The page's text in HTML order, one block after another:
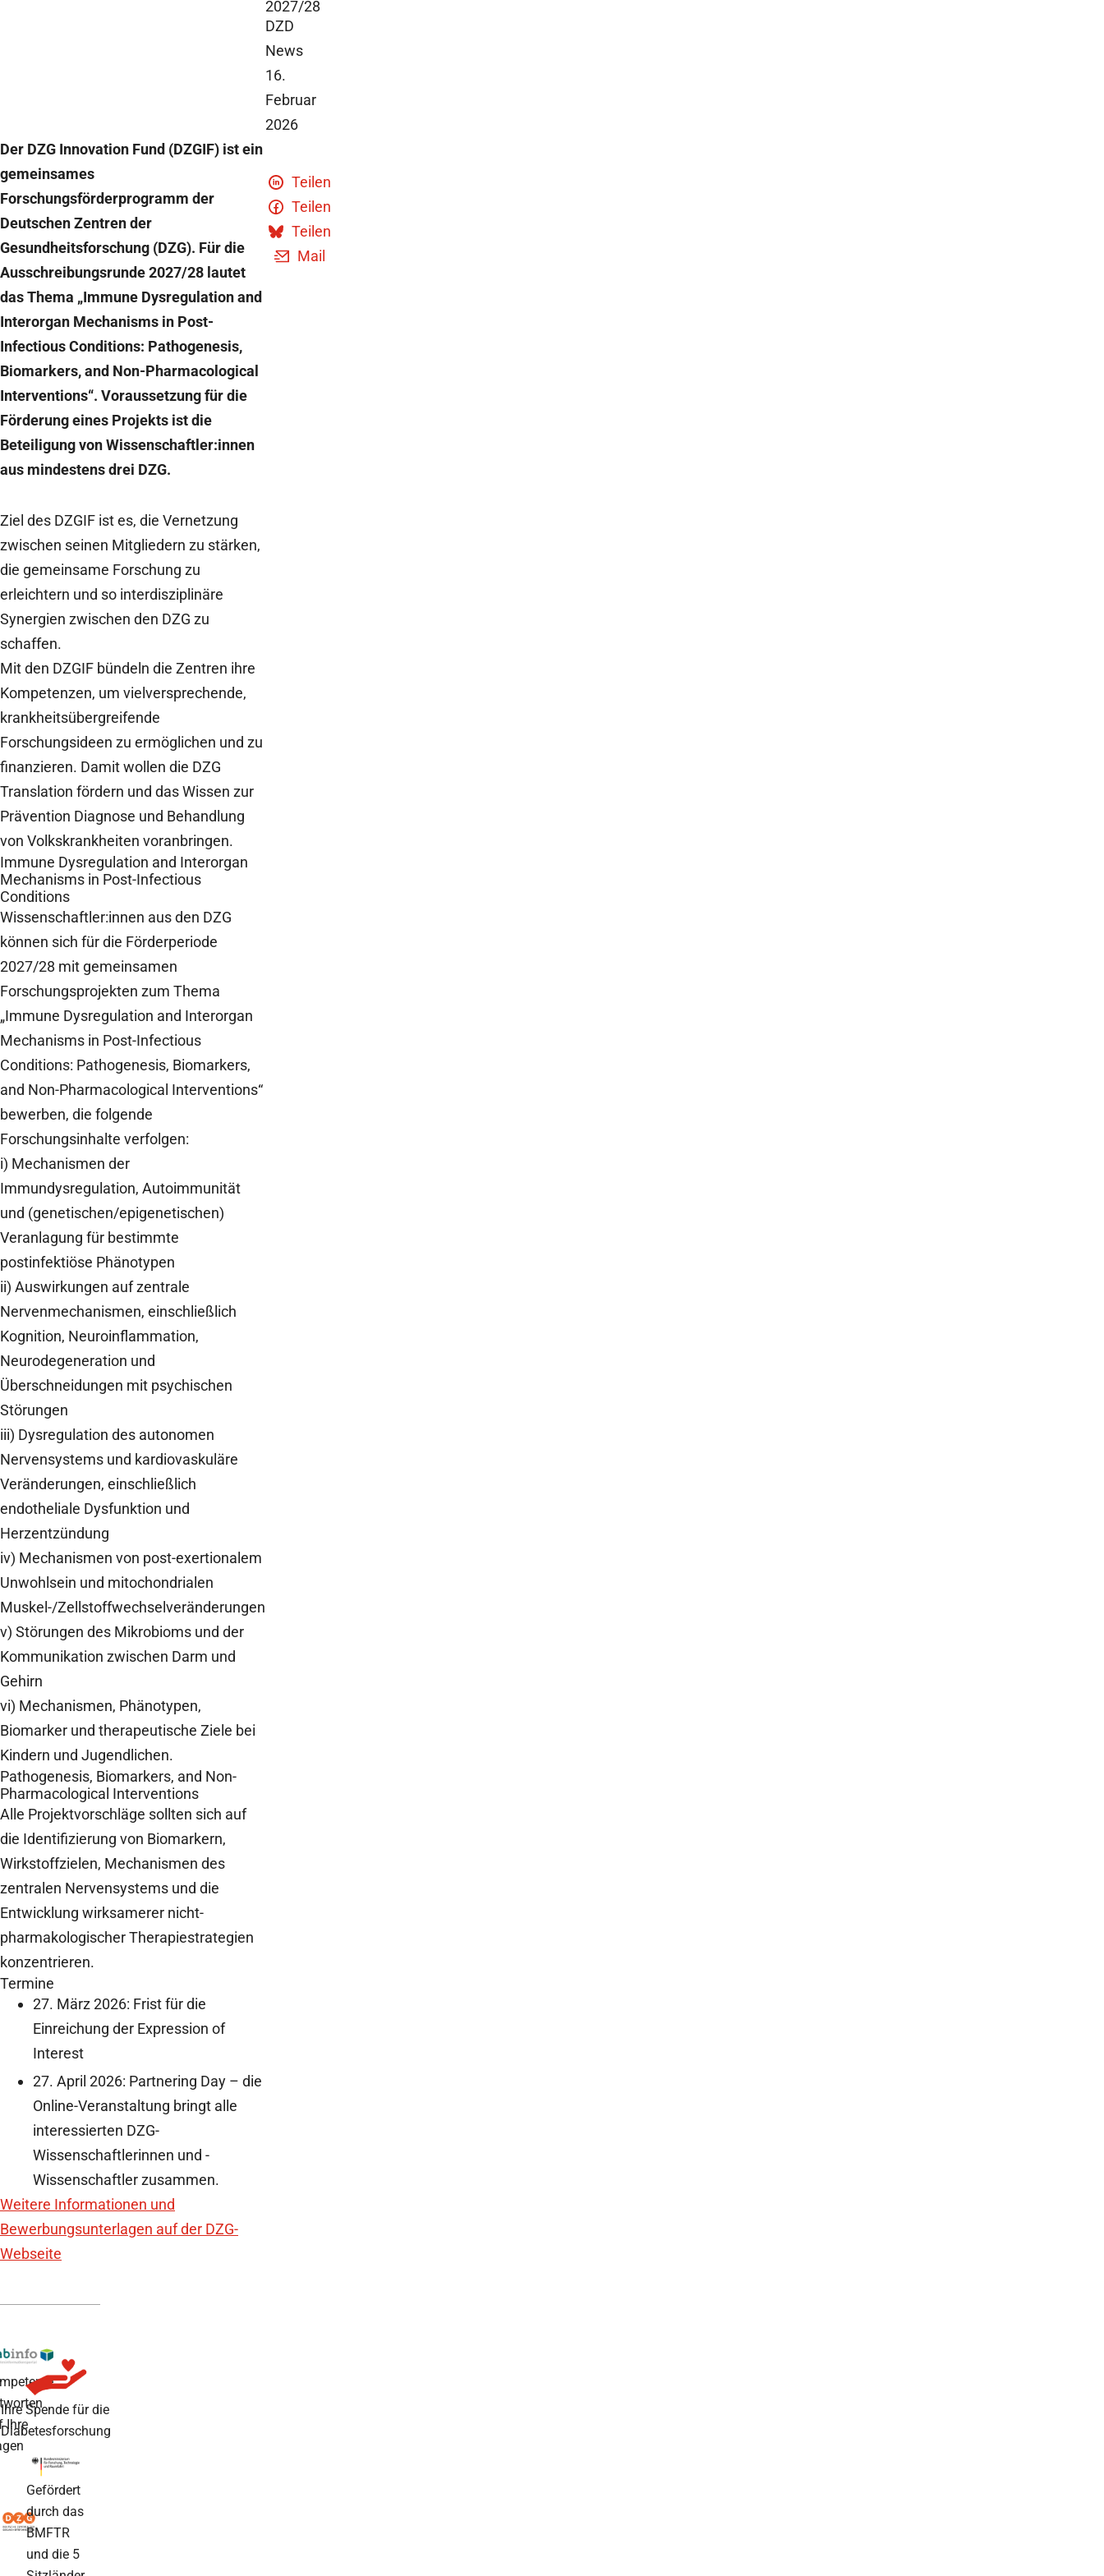
2027/28
DZD
News
16.
Februar
2026
Der DZG Innovation Fund (DZGIF) ist ein
gemeinsames
Forschungsförderprogramm der
Deutschen Zentren der
Gesundheitsforschung (DZG). Für die
Ausschreibungsrunde 2027/28 lautet
das Thema „Immune Dysregulation and
Interorgan Mechanisms in Post-
Infectious Conditions: Pathogenesis,
Biomarkers, and Non-Pharmacological
Interventions“. Voraussetzung für die
Förderung eines Projekts ist die
Beteiligung von Wissenschaftler:innen
aus mindestens drei DZG.
Ziel des DZGIF ist es, die Vernetzung
zwischen seinen Mitgliedern zu stärken,
die gemeinsame Forschung zu
erleichtern und so interdisziplinäre
Synergien zwischen den DZG zu
schaffen.
Mit den DZGIF bündeln die Zentren ihre
Kompetenzen, um vielversprechende,
krankheitsübergreifende
Forschungsideen zu ermöglichen und zu
finanzieren. Damit wollen die DZG
Translation fördern und das Wissen zur
Prävention Diagnose und Behandlung
von Volkskrankheiten voranbringen.
Immune Dysregulation and Interorgan
Mechanisms in Post-Infectious
Conditions
Wissenschaftler:innen aus den DZG
können sich für die Förderperiode
2027/28 mit gemeinsamen
Forschungsprojekten zum Thema
„Immune Dysregulation and Interorgan
Mechanisms in Post-Infectious
Conditions: Pathogenesis, Biomarkers,
and Non-Pharmacological Interventions“
bewerben, die folgende
Forschungsinhalte verfolgen:
i) Mechanismen der
Immundysregulation, Autoimmunität
und (genetischen/epigenetischen)
Veranlagung für bestimmte
postinfektiöse Phänotypen
ii) Auswirkungen auf zentrale
Nervenmechanismen, einschließlich
Kognition, Neuroinflammation,
Neurodegeneration und
Überschneidungen mit psychischen
Störungen
iii) Dysregulation des autonomen
Nervensystems und kardiovaskuläre
Veränderungen, einschließlich
endotheliale Dysfunktion und
Herzentzündung
iv) Mechanismen von post-exertionalem
Unwohlsein und mitochondrialen
Muskel-/Zellstoffwechselveränderungen
v) Störungen des Mikrobioms und der
Kommunikation zwischen Darm und
Gehirn
vi) Mechanismen, Phänotypen,
Biomarker und therapeutische Ziele bei
Kindern und Jugendlichen.
Pathogenesis, Biomarkers, and Non-
Pharmacological Interventions
Alle Projektvorschläge sollten sich auf
die Identifizierung von Biomarkern,
Wirkstoffzielen, Mechanismen des
zentralen Nervensystems und die
Entwicklung wirksamerer nicht-
pharmakologischer Therapiestrategien
konzentrieren.
Termine
27. März 2026: Frist für die
Einreichung der Expression of
Interest
27. April 2026: Partnering Day – die
Online-Veranstaltung bringt alle
interessierten DZG-
Wissenschaftlerinnen und -
Wissenschaftler zusammen.
Weitere Informationen und
Bewerbungsunterlagen auf der DZG-
Webseite
Teilen
Teilen
Teilen
Mail
Ihre
Ihre Spende für die
Diabetesforschung
Gefördert
durch das
BMFTR
und die 5